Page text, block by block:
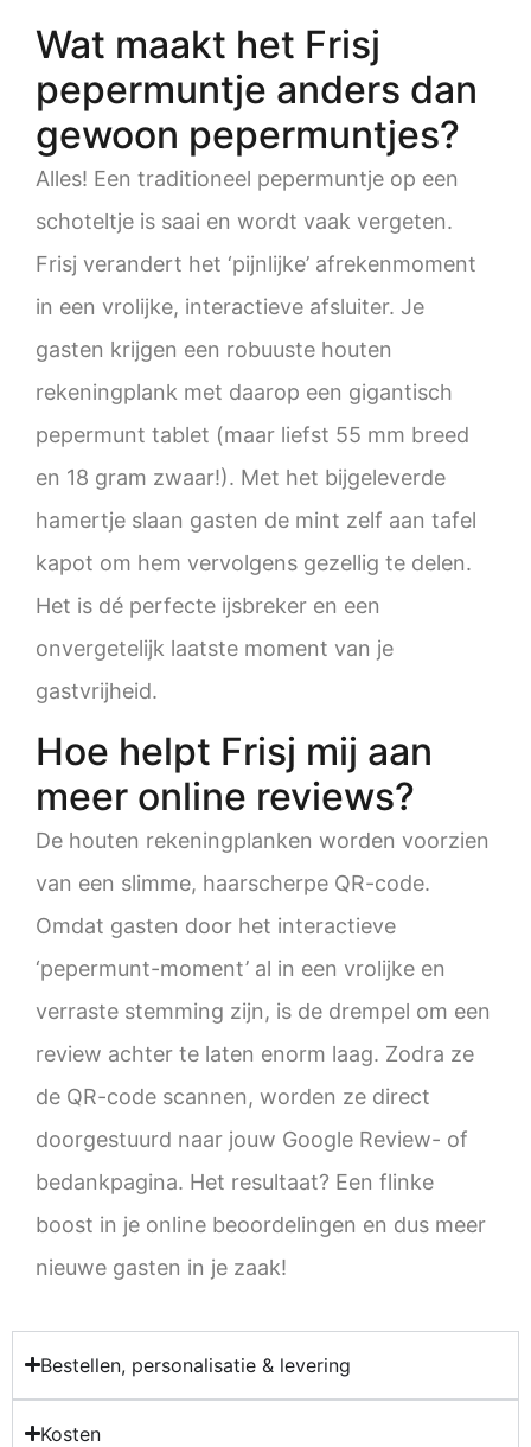
Wat maakt het Frisj
pepermuntje anders dan
gewoon pepermuntjes?
Alles! Een traditioneel pepermuntje op een
schoteltje is saai en wordt vaak vergeten.
Frisj verandert het ‘pijnlijke’ afrekenmoment
in een vrolijke, interactieve afsluiter. Je
gasten krijgen een robuuste houten
rekeningplank met daarop een gigantisch
pepermunt tablet (maar liefst 55 mm breed
en 18 gram zwaar!). Met het bijgeleverde
hamertje slaan gasten de mint zelf aan tafel
kapot om hem vervolgens gezellig te delen.
Het is dé perfecte ijsbreker en een
onvergetelijk laatste moment van je
gastvrijheid.
Hoe helpt Frisj mij aan
meer online reviews?
De houten rekeningplanken worden voorzien
van een slimme, haarscherpe QR-code.
Omdat gasten door het interactieve
‘pepermunt-moment’ al in een vrolijke en
verraste stemming zijn, is de drempel om een
review achter te laten enorm laag. Zodra ze
de QR-code scannen, worden ze direct
doorgestuurd naar jouw Google Review- of
bedankpagina. Het resultaat? Een flinke
boost in je online beoordelingen en dus meer
nieuwe gasten in je zaak!
Bestellen, personalisatie & levering
Kosten